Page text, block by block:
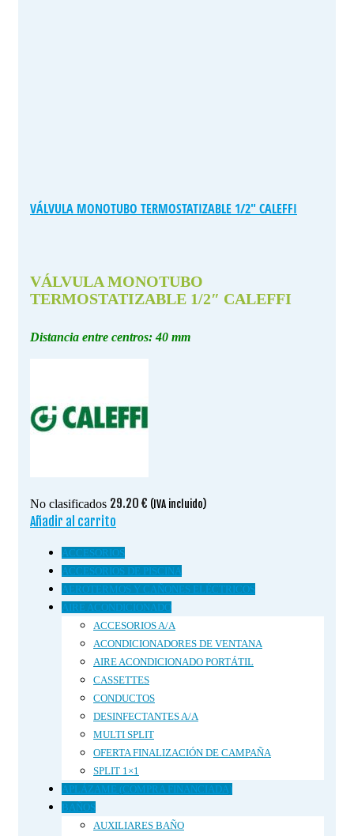
VÁLVULA MONOTUBO TERMOSTATIZABLE 1/2″ CALEFFI
VÁLVULA MONOTUBO
TERMOSTATIZABLE 1/2″ CALEFFI
Distancia entre centros: 40 mm
No clasificados 29.20 € (IVA incluido)
Añadir al carrito
ACCESORIOS
ACCESORIOS DE PISCINA
AEROTERMOS Y CAÑONES ELÉCTRICOS
AIRE ACONDICIONADO
ACCESORIOS A/A
ACONDICIONADORES DE VENTANA
AIRE ACONDICIONADO PORTÁTIL
CASSETTES
CONDUCTOS
DESINFECTANTES A/A
MULTI SPLIT
OFERTA FINALIZACIÓN DE CAMPAÑA
SPLIT 1×1
APLÁZAME (COMPRA FINANCIADA)
BAÑOS
AUXILIARES BAÑO